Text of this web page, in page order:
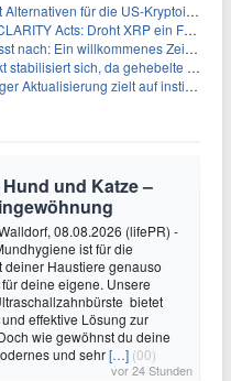
für die US-Kryptoindustrie ohne CLARITY Act
Droht XRP ein Fall unter die $1-Marke?
Zeichen für Investoren angesichts der Folgen des Öl-Schocks
sich, da gehebelte Positionen abgebaut werden
zielt auf institutionelle Akzeptanz ab
und Katze –
08.08.2026 (lifePR) -
ist für die
deiner Haustiere genauso
deine eigene. Unsere
bietet
effektive Lösung zur
wie gewöhnst du deine
und sehr[…] (00)
vor 24 Stunden